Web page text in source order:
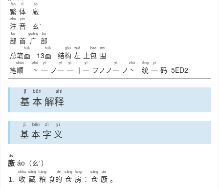
繁
fán
体
tǐ
廒
áo
注
zhù
音
yīn
ㄠˊ
部
bù
首 广
guǎng
部
bù
总笔画
huà
13画
huà
结构
gòu
左
zuǒ
上包
bāo
围
wéi
笔顺
shùn
丶
zhǔ
一
yī
ノ一
yī
一
yī
丨 一
yī
フ ノ ノ一
yī
ノ 丶
zhǔ
统
tǒng
一
yī
码 5ED2
基
jī
本
běn
解释
shì
基
jī
本
běn
字
zì
义
yì
廒
áo
áo（ㄠˊ）
⒈ 收
shōu
藏
cáng
粮
liáng
食的
de
仓
cāng
房
fáng
： 仓
cāng
廒
áo
。